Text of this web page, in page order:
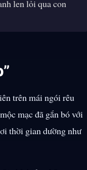
len lỏi qua con
trên mái ngói rêu
mạc đã gắn bó với
thời gian dường như